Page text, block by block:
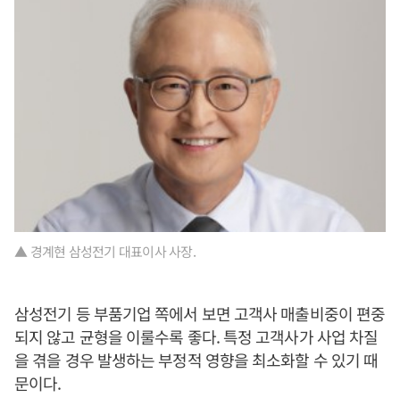
▲ 경계현 삼성전기 대표이사 사장.
삼성전기 등 부품기업 쪽에서 보면 고객사 매출비중이 편중
되지 않고 균형을 이룰수록 좋다. 특정 고객사가 사업 차질
을 겪을 경우 발생하는 부정적 영향을 최소화할 수 있기 때
문이다.